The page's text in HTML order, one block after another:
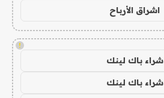
اشراق الأرباح
!
شراء باك لينك
شراء باك لينك